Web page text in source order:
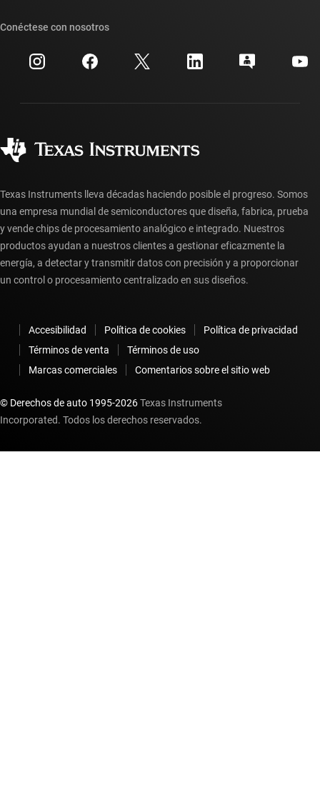
Relaciones con los inversionistas
Fabricación
Búsqueda de referencias cruzadas
Centro de atención al cliente
Preguntas frecuentes sobre la cuenta myTI
Preguntas frecuentes sobre pedidos
Conéctese con nosotros
Texas Instruments lleva décadas haciendo posible el progreso. Somos
una empresa mundial de semiconductores que diseña, fabrica, prueba
y vende chips de procesamiento analógico e integrado. Nuestros
productos ayudan a nuestros clientes a gestionar eficazmente la
energía, a detectar y transmitir datos con precisión y a proporcionar
un control o procesamiento centralizado en sus diseños.
Accesibilidad Política de cookies
Política de privacidad
Términos de venta
Términos de uso
Marcas comerciales
Comentarios sobre el sitio web
© Derechos de auto 1995-2026Texas Instruments
Incorporated. Todos los derechos reservados.